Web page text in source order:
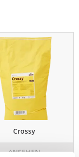
Crossy
ANSEHEN